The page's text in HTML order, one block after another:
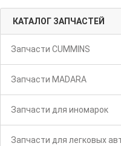
КАТАЛОГ ЗАПЧАСТЕЙ
Запчасти CUMMINS
Запчасти MADARA
Запчасти для иномарок
Запчасти для легковых